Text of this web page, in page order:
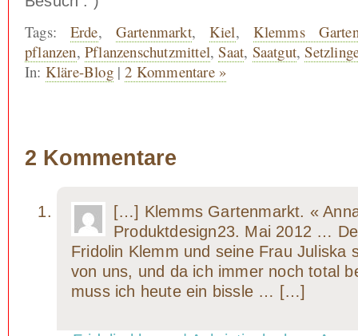
Tags: Erde, Gartenmarkt, Kiel, Klemms
pflanzen,Pflanzenschutzmittel,Saat, Saatgut,
In: Kläre-Blog|2 Kommentare »
2 Kommentare
[…] Klemms Gartenmarkt. «
Produktdesign23. Mai 2012 …
Fridolin Klemm und seine Frau Juliska
von uns, und da ich immer noch total
muss ich heute ein bissle … […]